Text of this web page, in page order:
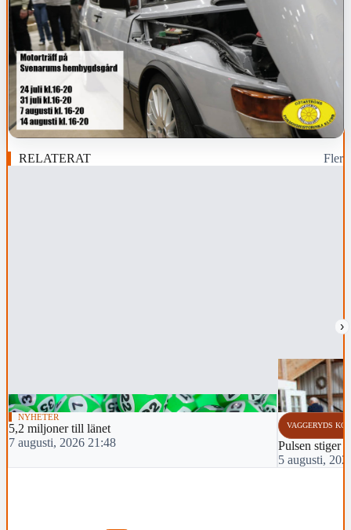
RELATERAT Fler
›
NYHETER
5,2 miljoner till länet
7 augusti, 2026 21:48
VAGGERYDS
Pulsen stiger
5 augusti,